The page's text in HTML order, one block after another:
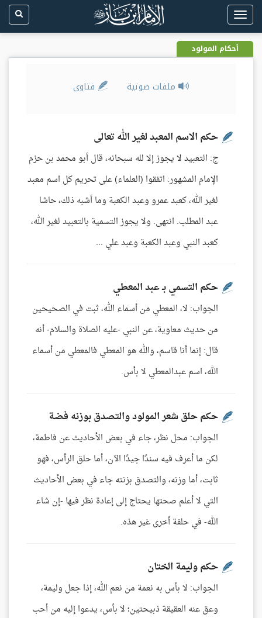
Toggle
navigation
أحكام المولود
ملفات صوتية فتاوى
حكم الاسم المعبد لغير الله تعالى
ج: التعبيد لا يجوز إلا لله سبحانه، قال أبو محمد بن حزم
الإمام المشهور: اتفقوا (العلماء) على تحريم كل اسم معبد
لغير الله، كعبد عمرو وعبد الكعبة وما أشبه ذلك، حاشا
عبد المطلب. انتهى. ولا يجوز التسمية بالتعبيد لغير الله،
كعبد النبي وعبد الكعبة وعبد علي ...
حكم التسمي بـ عبد المعطي
الجواب: لا، المعطي من أسماء الله، ثبت في الصحيحين
من حديث معاوية، عن النبي -عليه الصلاة والسلام- أنه
قال: إنما أنا قاسم، والله هو المعطي فالمعطي من أسماء
الله، اسم عبدالمعطي لا بأس.
حكم حلق شعر المولود والتصدق بوزنه فضة
الجواب: محل نظر، جاء في بعض الأحاديث عن فاطمة،
لكن ما أعرف فيه سندًا جيدًا الآن، أما حلق الرأس، فهو
ثابت، أما وزنه، والتصدق بزنته جاء في بعض الأحاديث
التي لا أعلم صحتها يحتاج إلى إعادة نظر فيها -إن شاء
الله- في حلقة أخرى غير هذه.
حكم وليمة الختان
الجواب: لا بأس به نعمة من نعم الله، إذا جعل وليمة،
وعق عنه العقيقة ذبيحتين؛ لا بأس، يدعوا إليه من أحب